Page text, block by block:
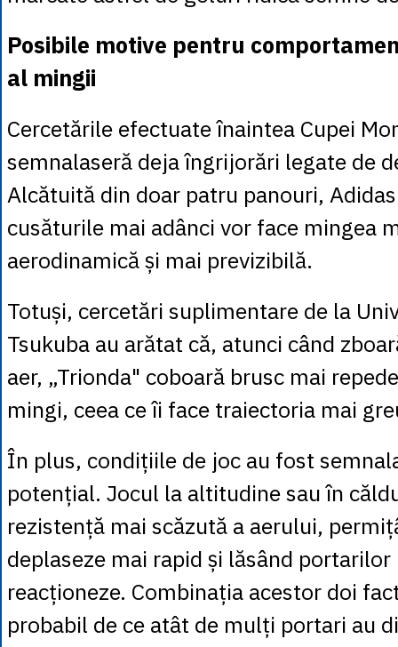
Posibile motive pentru
al mingii
Cercetările efectuate înaintea Cupei
semnalaseră deja îngrijorări legate de
Alcătuită din doar patru panouri,
cusăturile mai adânci vor face mingea
aerodinamică și mai previzibilă.
Totuși, cercetări suplimentare de la
Tsukuba au arătat că, atunci când
aer, „Trionda" coboară brusc mai
mingi, ceea ce îi face traiectoria mai
În plus, condițiile de joc au fost
potențial. Jocul la altitudine sau în
rezistență mai scăzută a aerului,
deplaseze mai rapid și lăsând
reacționeze. Combinația acestor doi
probabil de ce atât de mulți portari au